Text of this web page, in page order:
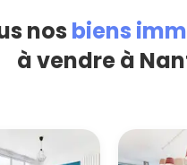
nos biens
à vendre à